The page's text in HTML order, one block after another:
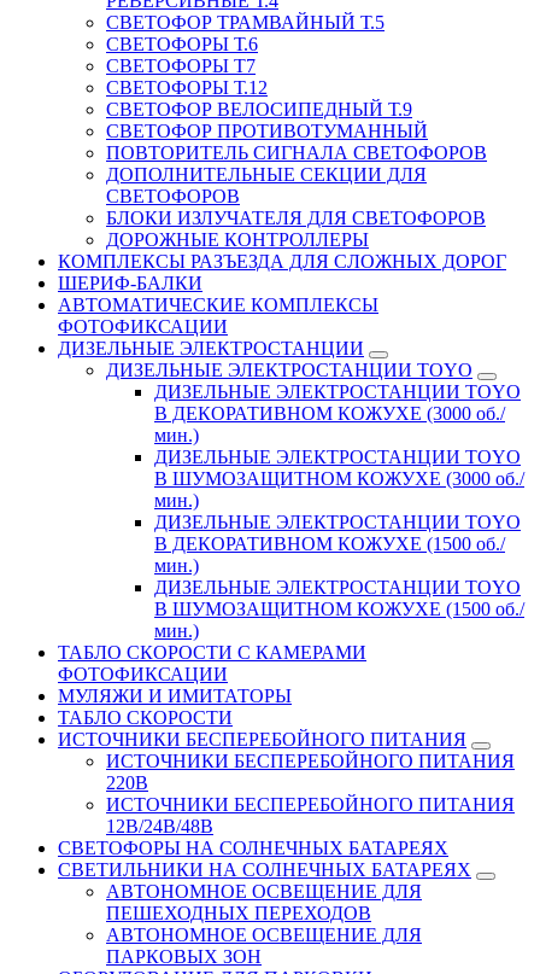
СВЕТОФОР ТРАМВАЙНЫЙ Т.5
СВЕТОФОРЫ Т.6
СВЕТОФОРЫ Т7
СВЕТОФОРЫ Т.12
СВЕТОФОР ВЕЛОСИПЕДНЫЙ Т.9
СВЕТОФОР ПРОТИВОТУМАННЫЙ
ПОВТОРИТЕЛЬ СИГНАЛА СВЕТОФОРОВ
ДОПОЛНИТЕЛЬНЫЕ СЕКЦИИ ДЛЯ
СВЕТОФОРОВ
БЛОКИ ИЗЛУЧАТЕЛЯ ДЛЯ СВЕТОФОРОВ
ДОРОЖНЫЕ КОНТРОЛЛЕРЫ
КОМПЛЕКСЫ РАЗЪЕЗДА ДЛЯ СЛОЖНЫХ ДОРОГ
ШЕРИФ-БАЛКИ
АВТОМАТИЧЕСКИЕ КОМПЛЕКСЫ
ФОТОФИКСАЦИИ
ДИЗЕЛЬНЫЕ ЭЛЕКТРОСТАНЦИИ
ДИЗЕЛЬНЫЕ ЭЛЕКТРОСТАНЦИИ TOYO
ДИЗЕЛЬНЫЕ ЭЛЕКТРОСТАНЦИИ TOYO
В ДЕКОРАТИВНОМ КОЖУХЕ (3000 об./
мин.)
ДИЗЕЛЬНЫЕ ЭЛЕКТРОСТАНЦИИ TOYO
В ШУМОЗАЩИТНОМ КОЖУХЕ (3000 об./
мин.)
ДИЗЕЛЬНЫЕ ЭЛЕКТРОСТАНЦИИ TOYO
В ДЕКОРАТИВНОМ КОЖУХЕ (1500 об./
мин.)
ДИЗЕЛЬНЫЕ ЭЛЕКТРОСТАНЦИИ TOYO
В ШУМОЗАЩИТНОМ КОЖУХЕ (1500 об./
мин.)
ТАБЛО СКОРОСТИ С КАМЕРАМИ
ФОТОФИКСАЦИИ
МУЛЯЖИ И ИМИТАТОРЫ
ТАБЛО СКОРОСТИ
ИСТОЧНИКИ БЕСПЕРЕБОЙНОГО ПИТАНИЯ
ИСТОЧНИКИ БЕСПЕРЕБОЙНОГО ПИТАНИЯ
220В
ИСТОЧНИКИ БЕСПЕРЕБОЙНОГО ПИТАНИЯ
12В/24В/48В
СВЕТОФОРЫ НА СОЛНЕЧНЫХ БАТАРЕЯХ
СВЕТИЛЬНИКИ НА СОЛНЕЧНЫХ БАТАРЕЯХ
АВТОНОМНОЕ ОСВЕЩЕНИЕ ДЛЯ
ПЕШЕХОДНЫХ ПЕРЕХОДОВ
АВТОНОМНОЕ ОСВЕЩЕНИЕ ДЛЯ
ПАРКОВЫХ ЗОН